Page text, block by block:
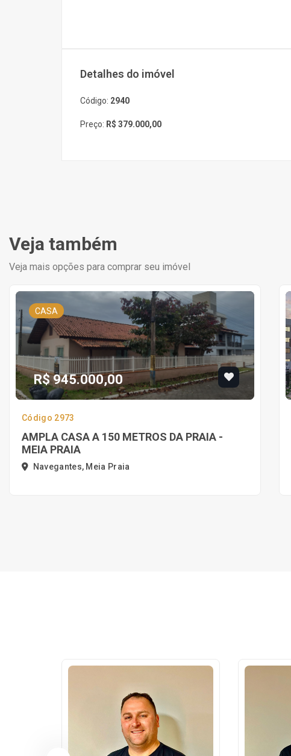
Detalhes do imóvel
Código: 2940
Preço: R$ 379.000,00
Veja também
Veja mais opções para comprar seu imóvel
CASA
R$ 945.000,00
Código 2973
AMPLA CASA A 150 METROS DA PRAIA -
MEIA PRAIA
Navegantes, Meia Praia